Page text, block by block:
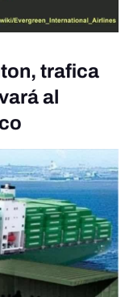
trafica
al